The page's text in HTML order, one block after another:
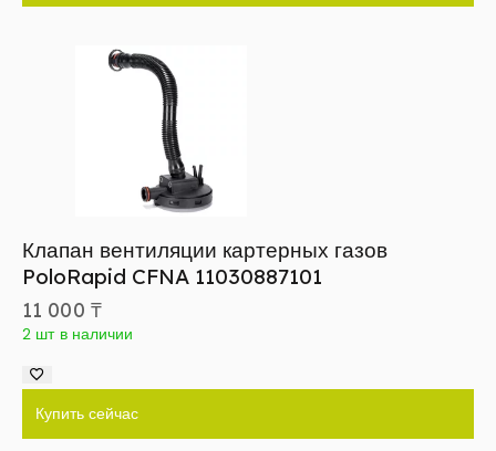
Клапан вентиляции картерных газов
PoloRapid CFNA 11030887101
11 000 ₸
2 шт в наличии
Купить сейчас